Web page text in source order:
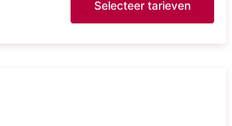
Selecteer tarieven